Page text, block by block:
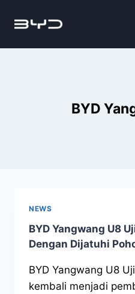
BYD
NEWS
BYD Yangwang U8
Dengan Dijatuhi
BYD Yangwang U8
kembali menjadi